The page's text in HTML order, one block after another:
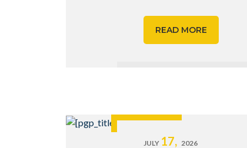
READ MORE
JULY 17, 2026